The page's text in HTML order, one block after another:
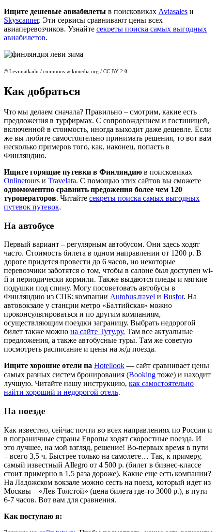
Ищите дешевые авиабилеты в поисковиках Aviasales и
Skyscanner. Эти сервисы сравнивают цены всех
авиаперевозчиков. Узнайте секреты поиска самых выгодных
авиабилетов.
© Levimatkailu / commons.wikimedia.org / CC BY 2.0
Как добраться
Что мы делаем сначала? Правильно – смотрим, какие есть
предложения в турфирмах. С сопровождением и гостиницей,
включенной в стоимость, иногда выходит даже дешевле. Если
же вы любите самостоятельно принимать решения, то вот вам
несколько примеров того, как, наконец, попасть в
Финляндию.
Ищите горящие путевки в Финляндию в поисковиках
Onlinetours и Travelata. С помощью этих сайтов вы сможете
одномоментно сравнить предожения более чем 120
туроператоров. Читайте секреты поиска самых выгодных
путевок путевок.
На автобусе
Первый вариант – регулярным автобусом. Они здесь ходят
часто. Стоимость билета в одном направлении от 1200 р. В
дороге придется провести до 6 часов, но некоторые
перевозчики заботятся о том, чтобы в салоне был доступен wi-
fi и периодически кормили. Также выдаются пледы и мягкие
подушки под спину. Могу посоветовать автобусы в
Финляндию из СПБ: компании Autobus.travel и Busfor. На
автовокзале у станции метро «Балтийская» можно
проконсультироваться и по другим компаниям,
осуществляющим поездки заграницу. Выбрать недорогой
билет также можно на сайте Туту.ру. Там все актуальные
предложения, а также автобусные туры. Там же советую
посмотреть расписание и цены на ж/д поезда.
Ищите хорошие отели на Hotellook — сайт сравнивает цены
самых разных систем бронирования (Booking тоже) и находит
лучшую. Читайте нашу инструкцию, как самостоятельно
найти хороший и недорогой отель.
На поезде
Как известно, сейчас почти во всех направлениях по России и
в пограничные страны Европы ходят скоростные поезда. И
это лучшее, на мой взгляд, решение! Во-первых время в пути
– всего 3,5 ч. Быстрее только на самолете… Так, к примеру,
самый известный Allegro от 4 500 р. (билет в бизнес-классе
стоит примерно в 1,5 раза дороже). Какие еще есть компании?
На Ладожском вокзале можно сесть на поезд, который идет из
Москвы – «Лев Толстой» (цена билета где-то 3000 р.), в пути
6-7 часов. Вот вам для сравнения.
Как поступаю я: